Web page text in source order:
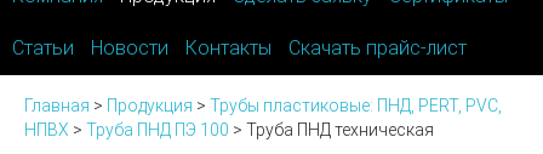
Статьи Новости Контакты Скачать прайс-лист
Главная > Продукция > Трубы пластиковые: ПНД, PERT, PVC,
НПВХ > Труба ПНД ПЭ 100 > Труба ПНД техническая